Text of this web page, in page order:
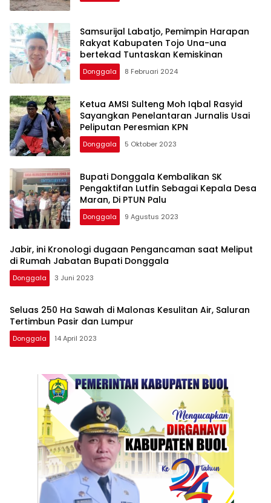
Samsurijal Labatjo, Pemimpin Harapan
Rakyat Kabupaten Tojo Una-una
bertekad Tuntaskan Kemiskinan
Donggala 8 Februari 2024
Ketua AMSI Sulteng Moh Iqbal Rasyid
Sayangkan Penelantaran Jurnalis Usai
Peliputan Peresmian KPN
Donggala 5 Oktober 2023
Bupati Donggala Kembalikan SK
Pengaktifan Lutfin Sebagai Kepala Desa
Maran, Di PTUN Palu
Donggala 9 Agustus 2023
Jabir, ini Kronologi dugaan Pengancaman saat Meliput
di Rumah Jabatan Bupati Donggala
Donggala 3 Juni 2023
Seluas 250 Ha Sawah di Malonas Kesulitan Air, Saluran
Tertimbun Pasir dan Lumpur
Donggala 14 April 2023